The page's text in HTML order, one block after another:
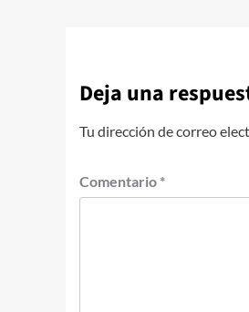
Deja una
Tu dirección de correo
Comentario *